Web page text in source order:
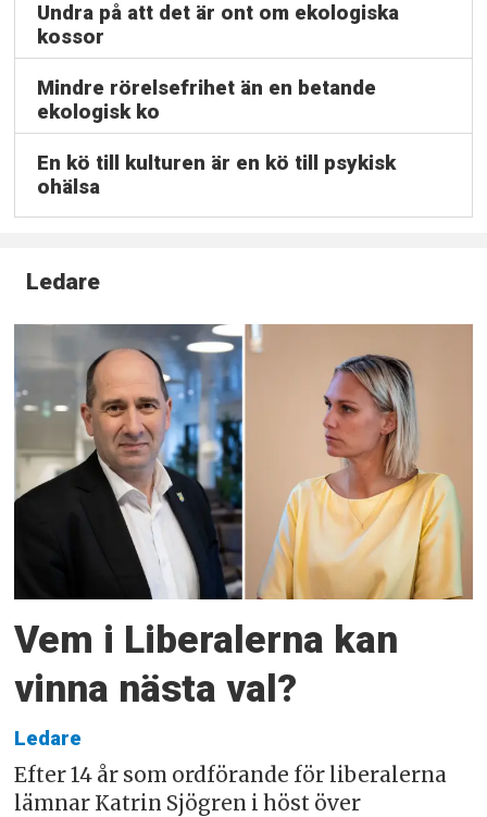
Undra på att det är ont om ekologiska
kossor
Mindre rörelsefrihet än en betande
ekologisk ko
En kö till kulturen är en kö till psykisk
ohälsa
Ledare
Vem i Liberalerna kan
vinna nästa val?
Ledare
Efter 14 år som ordförande för liberalerna
lämnar Katrin Sjögren i höst över